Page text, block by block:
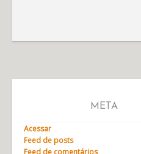
META
Acessar
Feed de posts